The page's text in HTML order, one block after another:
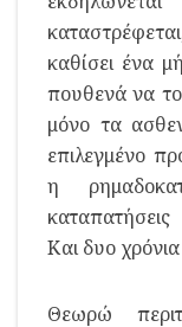
καθίσει ένα
πουθενά να
μόνο τα
επιλεγμένο
η
Και δυο
Θεωρώ